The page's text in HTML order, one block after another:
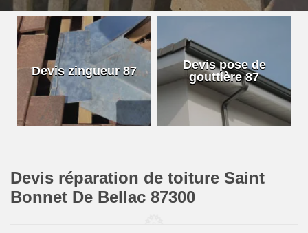
Devis zingueur 87
Devis pose de
gouttière 87
Devis réparation de toiture Saint
Bonnet De Bellac 87300